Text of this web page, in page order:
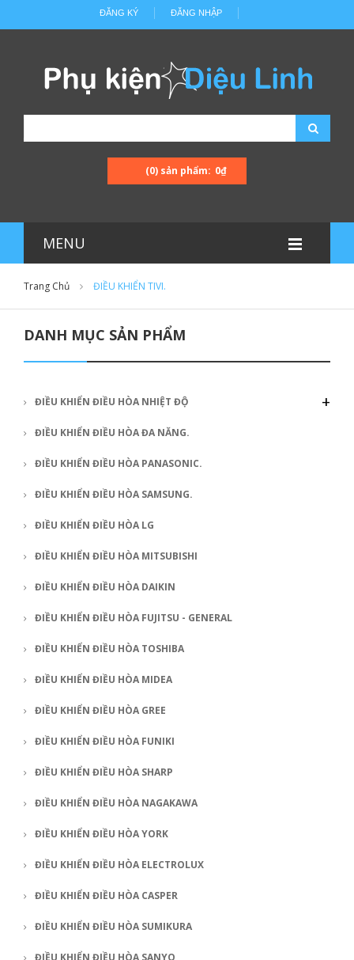
ĐĂNG NHẬP
ĐĂNG KÝ
(0) sản phẩm: 0₫
MENU
Trang Chủ ĐIỀU KHIỂN TIVI.
DANH MỤC SẢN PHẨM
ĐIỀU KHIỂN ĐIỀU HÒA NHIỆT ĐỘ +
ĐIỀU KHIỂN ĐIỀU HÒA ĐA NĂNG.
ĐIỀU KHIỂN ĐIỀU HÒA PANASONIC.
ĐIỀU KHIỂN ĐIỀU HÒA SAMSUNG.
ĐIỀU KHIỂN ĐIỀU HÒA LG
ĐIỀU KHIỂN ĐIỀU HÒA MITSUBISHI
ĐIỀU KHIỂN ĐIỀU HÒA DAIKIN
ĐIỀU KHIỂN ĐIỀU HÒA FUJITSU - GENERAL
ĐIỀU KHIỂN ĐIỀU HÒA TOSHIBA
ĐIỀU KHIỂN ĐIỀU HÒA MIDEA
ĐIỀU KHIỂN ĐIỀU HÒA GREE
ĐIỀU KHIỂN ĐIỀU HÒA FUNIKI
ĐIỀU KHIỂN ĐIỀU HÒA SHARP
ĐIỀU KHIỂN ĐIỀU HÒA NAGAKAWA
ĐIỀU KHIỂN ĐIỀU HÒA YORK
ĐIỀU KHIỂN ĐIỀU HÒA ELECTROLUX
ĐIỀU KHIỂN ĐIỀU HÒA CASPER
ĐIỀU KHIỂN ĐIỀU HÒA SUMIKURA
ĐIỀU KHIỂN ĐIỀU HÒA SANYO